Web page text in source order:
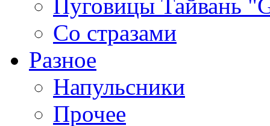
Пуговицы Тайвань
Со стразами
Разное
Напульсники
Прочее